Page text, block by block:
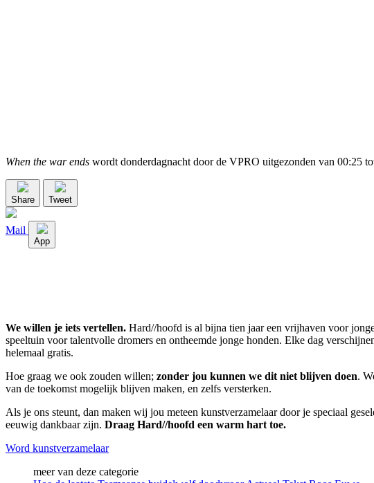
When the war ends wordt donderdagnacht door de VPRO uitgezonden van 00:25
Share Tweet
Mail
App
We willen je iets vertellen. Hard//hoofd is al bijna tien jaar een vrijhaven voor
speeltuin voor talentvolle dromers en ontheemde jonge honden. Elke dag
helemaal gratis.
Hoe graag we ook zouden willen; zonder jou kunnen we dit niet blijven doen.
van de toekomst mogelijk blijven maken, en zelfs versterken.
Als je ons steunt, dan maken wij jou meteen kunstverzamelaar door je speciaal
eeuwig dankbaar zijn. Draag Hard//hoofd een warm hart toe.
Word kunstverzamelaar
meer van deze categorie